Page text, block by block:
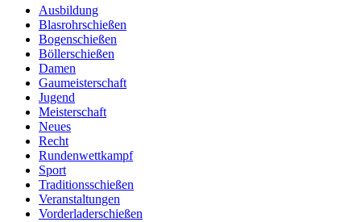
Ausbildung
Blasrohrschießen
Bogenschießen
Böllerschießen
Damen
Gaumeisterschaft
Jugend
Meisterschaft
Neues
Recht
Rundenwettkampf
Sport
Traditionsschießen
Veranstaltungen
Vorderladerschießen